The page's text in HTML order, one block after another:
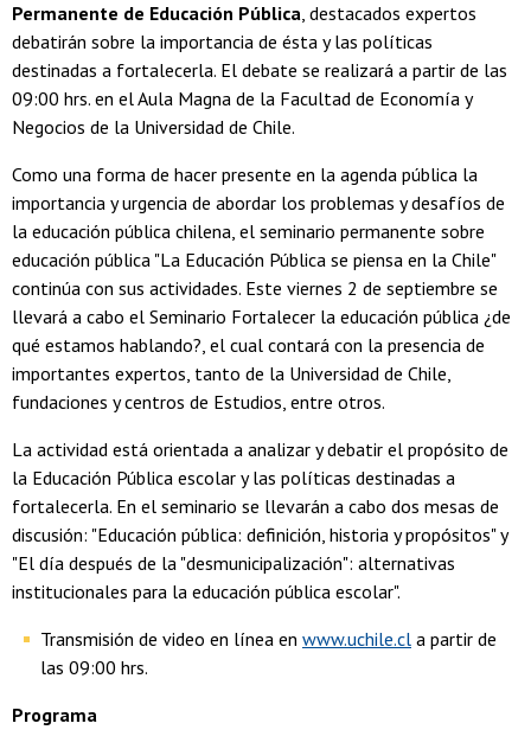
Permanente de Educación Pública, destacados expertos
debatirán sobre la importancia de ésta y las políticas
destinadas a fortalecerla. El debate se realizará a partir de las
09:00 hrs. en el Aula Magna de la Facultad de Economía y
Negocios de la Universidad de Chile.
Como una forma de hacer presente en la agenda pública la
importancia y urgencia de abordar los problemas y desafíos de
la educación pública chilena, el seminario permanente sobre
educación pública "La Educación Pública se piensa en la Chile"
continúa con sus actividades. Este viernes 2 de septiembre se
llevará a cabo el Seminario Fortalecer la educación pública ¿de
qué estamos hablando?, el cual contará con la presencia de
importantes expertos, tanto de la Universidad de Chile,
fundaciones y centros de Estudios, entre otros.
La actividad está orientada a analizar y debatir el propósito de
la Educación Pública escolar y las políticas destinadas a
fortalecerla. En el seminario se llevarán a cabo dos mesas de
discusión: "Educación pública: definición, historia y propósitos" y
"El día después de la "desmunicipalización": alternativas
institucionales para la educación pública escolar".
Transmisión de video en línea en www.uchile.cl a partir de
las 09:00 hrs.
Programa